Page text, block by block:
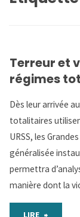
Terreur et
régimes
Dès leur arrivée
totalitaires
URSS, les
généralisée
permettra
manière dont la
LIRE